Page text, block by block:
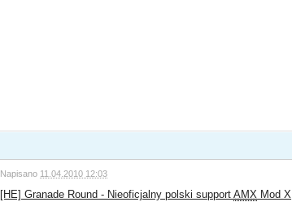
Napisano 11.04.2010 12:03
[HE] Granade Round - Nieoficjalny polski supportAMX Mod X